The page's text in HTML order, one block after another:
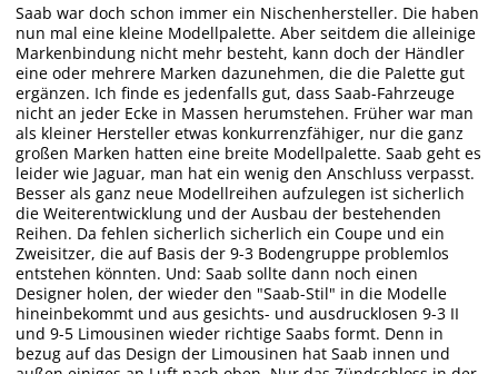
Saab war doch schon immer ein Nischenhersteller. Die haben
nun mal eine kleine Modellpalette. Aber seitdem die alleinige
Markenbindung nicht mehr besteht, kann doch der Händler
eine oder mehrere Marken dazunehmen, die die Palette gut
ergänzen. Ich finde es jedenfalls gut, dass Saab-Fahrzeuge
nicht an jeder Ecke in Massen herumstehen. Früher war man
als kleiner Hersteller etwas konkurrenzfähiger, nur die ganz
großen Marken hatten eine breite Modellpalette. Saab geht es
leider wie Jaguar, man hat ein wenig den Anschluss verpasst.
Besser als ganz neue Modellreihen aufzulegen ist sicherlich
die Weiterentwicklung und der Ausbau der bestehenden
Reihen. Da fehlen sicherlich sicherlich ein Coupe und ein
Zweisitzer, die auf Basis der 9-3 Bodengruppe problemlos
entstehen könnten. Und: Saab sollte dann noch einen
Designer holen, der wieder den "Saab-Stil" in die Modelle
hineinbekommt und aus gesichts- und ausdrucklosen 9-3 II
und 9-5 Limousinen wieder richtige Saabs formt. Denn in
bezug auf das Design der Limousinen hat Saab innen und